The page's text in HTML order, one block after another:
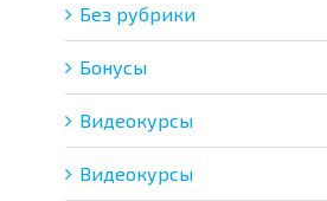
Без рубрики
Бонусы
Видеокурсы
Видеокурсы